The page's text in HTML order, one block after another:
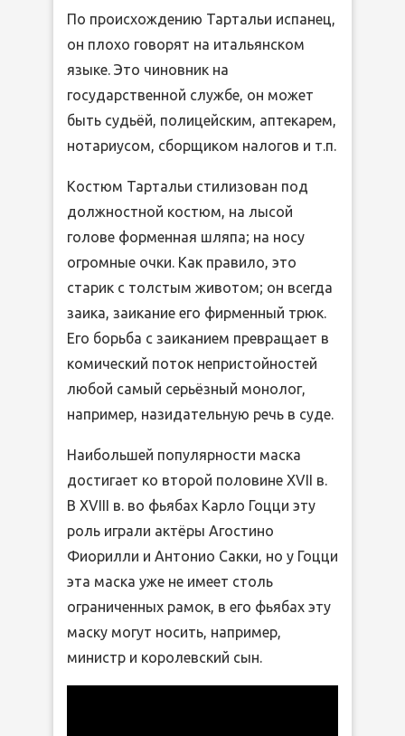
По происхождению Тартальи испанец,
он плохо говорят на итальянском
языке. Это чиновник на
государственной службе, он может
быть судьёй, полицейским, аптекарем,
нотариусом, сборщиком налогов и т.п.
Костюм Тартальи стилизован под
должностной костюм, на лысой
голове форменная шляпа; на носу
огромные очки. Как правило, это
старик с толстым животом; он всегда
заика, заикание его фирменный трюк.
Его борьба с заиканием превращает в
комический поток непристойностей
любой самый серьёзный монолог,
например, назидательную речь в суде.
Наибольшей популярности маска
достигает ко второй половине XVII в.
В XVIII в. во фьябах Карло Гоцци эту
роль играли актёры Агостино
Фиорилли и Антонио Сакки, но у Гоцци
эта маска уже не имеет столь
ограниченных рамок, в его фьябах эту
маску могут носить, например,
министр и королевский сын.